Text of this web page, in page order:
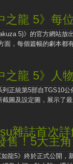
之龍 5》每
5)》的官方網站放
面，每個篇幅的劇本都
之龍 5》人
列正統第5部自TGS10
截圖及設定圖，展示了
雜誌首次
售！5大主
龍5》終於正式公開，